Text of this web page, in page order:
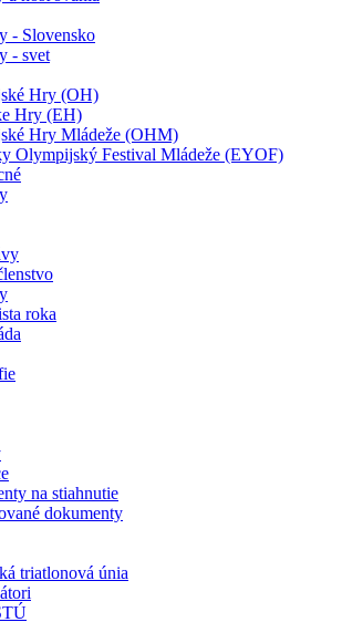
- Slovensko
- svet
Hry (OH)
Hry (EH)
Hry Mládeže (OHM)
Olympijský Festival Mládeže (EYOF)
roka
na stiahnutie
dokumenty
triatlonová únia